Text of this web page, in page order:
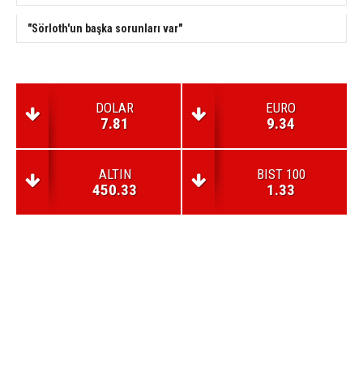
"Sörloth'un başka sorunları var"
DOLAR
7.81
EURO
9.34
ALTIN
450.33
BIST 100
1.33